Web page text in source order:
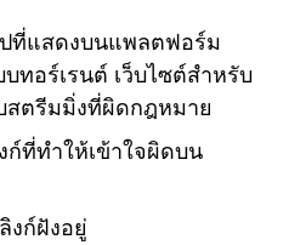
ที่แสดงบนแพลตฟอร์ม
ทอร์เรนต์ เว็บไซต์สำหรับ
สตรีมมิ่งที่ผิดกฎหมาย
ที่ทำให้เข้าใจผิดบน
งก์ฝังอยู่